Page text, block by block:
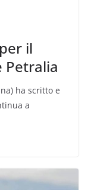
il
Petralia
ha scritto e
a